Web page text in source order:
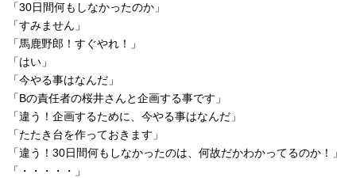
「30日間何もしなかったのか」
「すみません」
「馬鹿野郎！すぐやれ！」
「はい」
「今やる事はなんだ」
「Bの責任者の桜井さんと企画する事です」
「違う！企画するために、今やる事はなんだ」
「たたき台を作っておきます」
「違う！30日間何もしなかったのは、何故だかわかってるのか！」
「・・・・・」